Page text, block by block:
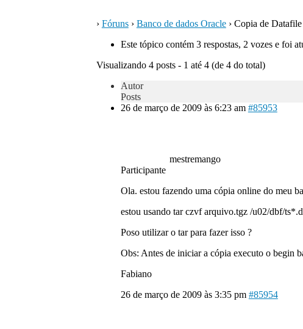
› Fóruns › Banco de dados Oracle › Copia de
Este tópico contém 3 respostas, 2 vozes e foi
Visualizando 4 posts - 1 até 4 (de 4 do total)
Autor
Posts
26 de março de 2009 às 6:23 am #85953
mestremango
Participante
Ola. estou fazendo uma cópia online do meu
estou usando tar czvf arquivo.tgz /u02/dbf/
Poso utilizar o tar para fazer isso ?
Obs: Antes de iniciar a cópia executo o begin
Fabiano
26 de março de 2009 às 3:35 pm #85954